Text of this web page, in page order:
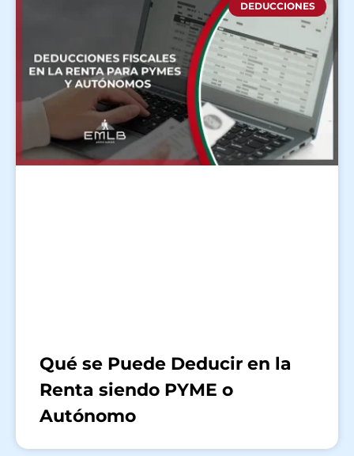
DEDUCCIONES
Qué se Puede Deducir en la
Renta siendo PYME o
Autónomo